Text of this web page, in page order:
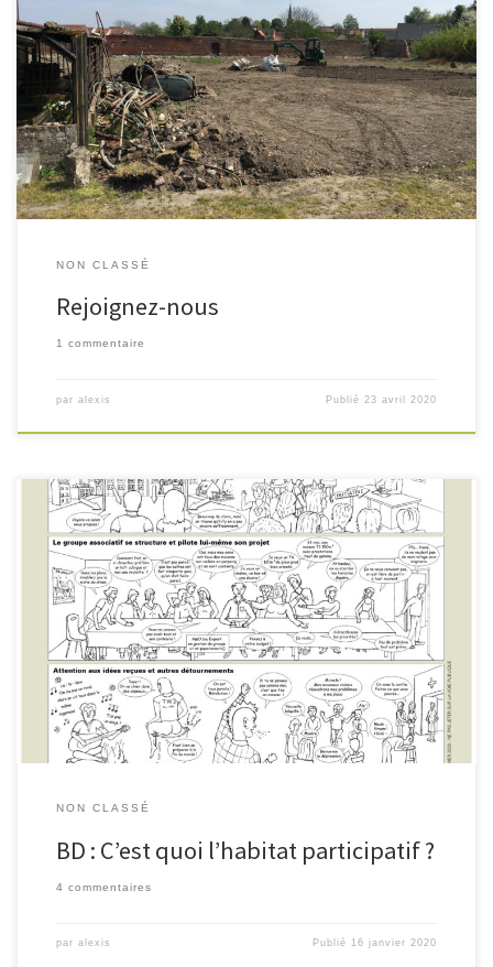
Annonce, à Lallaing (59), Janvier-Juin 2020 Habitants cherchent autres
habitants sympas et motivés souhaitant se joindre à ce projet
d’autopromotion, pour construire un groupe de 10 maisons de village,
dans un grand jardin paysager, en copropriété et en toute simplicité.
Famille, célibataire, jeune, moins jeune, timide, fêtard, entrepreneur,
ouvier, sportif, […]
NON CLASSÉ
Rejoignez-nous
1 commentaire
par alexis Publié 23 avril 2020
Comme personne n’y comprenait jamais rien, j’ai fais une bande
dessinée pour expliquer. Oui c’est écrit petit sur wordpress, vous pouvez
télécharger le pdf en cliquant sur le lien ci-dessous, ou aller sur la page
facebook. Alexis Janvier 2020
NON CLASSÉ
BD : C’est quoi l’habitat participatif ?
4 commentaires
par alexis Publié 16 janvier 2020